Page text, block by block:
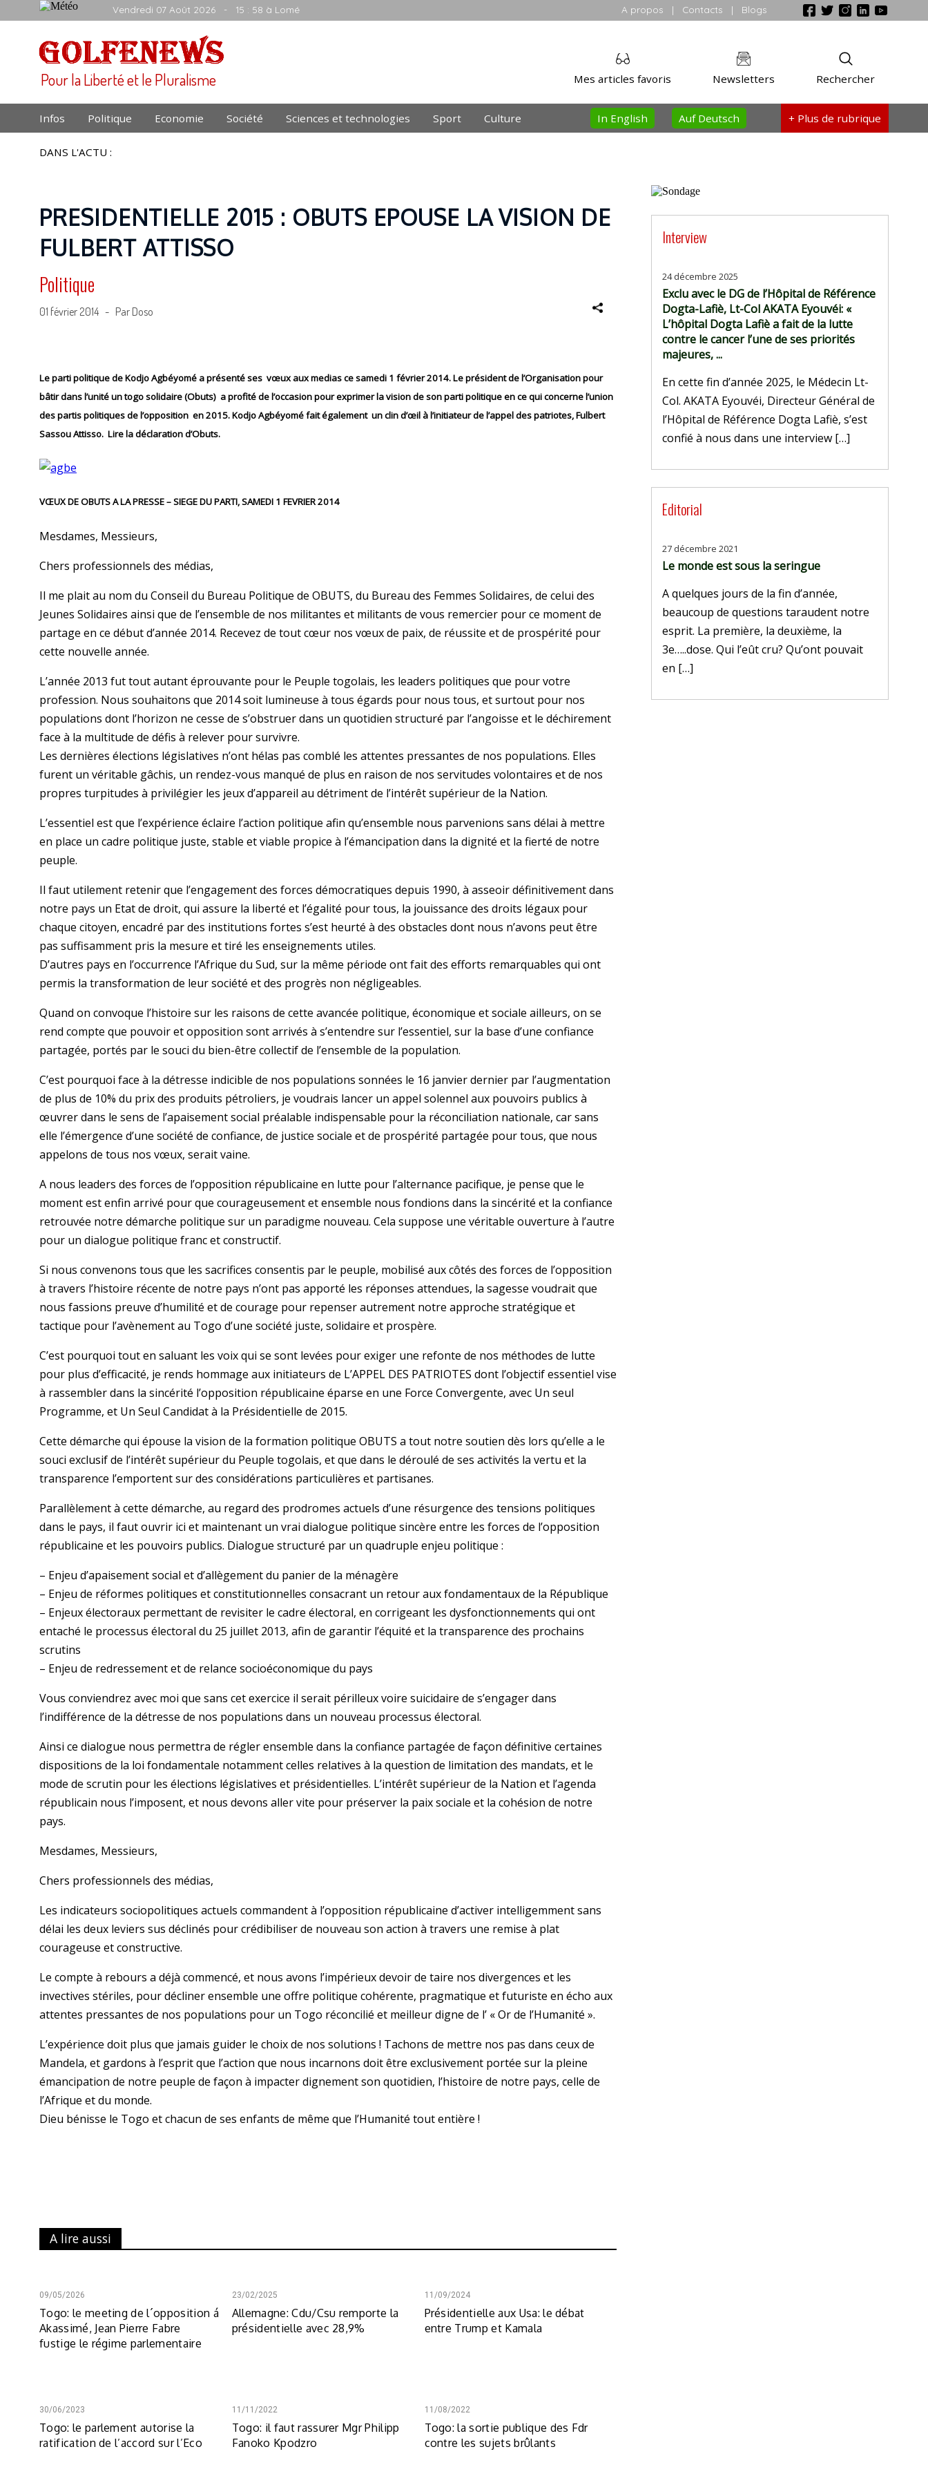
Vendredi 07 Août 2026 - 15 : 58 à Lomé A propos | Contacts | Blogs
Pour la Liberté et le Pluralisme Rechercher
Newsletters
Mes articles favoris
Infos Politique Economie Société Sciences et technologies Sport Culture + Plus de rubrique
Auf Deutsch
In English
DANS L'ACTU :
PRESIDENTIELLE 2015 : OBUTS EPOUSE LA VISION DE
FULBERT ATTISSO
Politique
01 février 2014 - Par Doso
Le parti politique de Kodjo Agbéyomé a présenté ses vœux aux medias ce samedi 1 février 2014. Le président de l’Organisation pour
bâtir dans l’unité un togo solidaire (Obuts) a profité de l’occasion pour exprimer la vision de son parti politique en ce qui concerne l’union
des partis politiques de l’opposition en 2015. Kodjo Agbéyomé fait également un clin d’œil à l’initiateur de l’appel des patriotes, Fulbert
Sassou Attisso. Lire la déclaration d’Obuts.
VŒUX DE OBUTS A LA PRESSE – SIEGE DU PARTI, SAMEDI 1 FEVRIER 2014
Mesdames, Messieurs,
Chers professionnels des médias,
Il me plait au nom du Conseil du Bureau Politique de OBUTS, du Bureau des Femmes Solidaires, de celui des
Jeunes Solidaires ainsi que de l’ensemble de nos militantes et militants de vous remercier pour ce moment de
partage en ce début d’année 2014. Recevez de tout cœur nos vœux de paix, de réussite et de prospérité pour
cette nouvelle année.
L’année 2013 fut tout autant éprouvante pour le Peuple togolais, les leaders politiques que pour votre
profession. Nous souhaitons que 2014 soit lumineuse à tous égards pour nous tous, et surtout pour nos
populations dont l’horizon ne cesse de s’obstruer dans un quotidien structuré par l’angoisse et le déchirement
face à la multitude de défis à relever pour survivre.
Les dernières élections législatives n’ont hélas pas comblé les attentes pressantes de nos populations. Elles
furent un véritable gâchis, un rendez-vous manqué de plus en raison de nos servitudes volontaires et de nos
propres turpitudes à privilégier les jeux d’appareil au détriment de l’intérêt supérieur de la Nation.
L’essentiel est que l’expérience éclaire l’action politique afin qu’ensemble nous parvenions sans délai à mettre
en place un cadre politique juste, stable et viable propice à l’émancipation dans la dignité et la fierté de notre
peuple.
Il faut utilement retenir que l’engagement des forces démocratiques depuis 1990, à asseoir définitivement dans
notre pays un Etat de droit, qui assure la liberté et l’égalité pour tous, la jouissance des droits légaux pour
chaque citoyen, encadré par des institutions fortes s’est heurté à des obstacles dont nous n’avons peut être
pas suffisamment pris la mesure et tiré les enseignements utiles.
D’autres pays en l’occurrence l’Afrique du Sud, sur la même période ont fait des efforts remarquables qui ont
permis la transformation de leur société et des progrès non négligeables.
Quand on convoque l’histoire sur les raisons de cette avancée politique, économique et sociale ailleurs, on se
rend compte que pouvoir et opposition sont arrivés à s’entendre sur l’essentiel, sur la base d’une confiance
partagée, portés par le souci du bien-être collectif de l’ensemble de la population.
C’est pourquoi face à la détresse indicible de nos populations sonnées le 16 janvier dernier par l’augmentation
de plus de 10% du prix des produits pétroliers, je voudrais lancer un appel solennel aux pouvoirs publics à
œuvrer dans le sens de l’apaisement social préalable indispensable pour la réconciliation nationale, car sans
elle l’émergence d’une société de confiance, de justice sociale et de prospérité partagée pour tous, que nous
appelons de tous nos vœux, serait vaine.
A nous leaders des forces de l’opposition républicaine en lutte pour l’alternance pacifique, je pense que le
moment est enfin arrivé pour que courageusement et ensemble nous fondions dans la sincérité et la confiance
retrouvée notre démarche politique sur un paradigme nouveau. Cela suppose une véritable ouverture à l’autre
pour un dialogue politique franc et constructif.
Si nous convenons tous que les sacrifices consentis par le peuple, mobilisé aux côtés des forces de l’opposition
à travers l’histoire récente de notre pays n’ont pas apporté les réponses attendues, la sagesse voudrait que
nous fassions preuve d’humilité et de courage pour repenser autrement notre approche stratégique et
tactique pour l’avènement au Togo d’une société juste, solidaire et prospère.
C’est pourquoi tout en saluant les voix qui se sont levées pour exiger une refonte de nos méthodes de lutte
pour plus d’efficacité, je rends hommage aux initiateurs de L’APPEL DES PATRIOTES dont l’objectif essentiel vise
à rassembler dans la sincérité l’opposition républicaine éparse en une Force Convergente, avec Un seul
Programme, et Un Seul Candidat à la Présidentielle de 2015.
Cette démarche qui épouse la vision de la formation politique OBUTS a tout notre soutien dès lors qu’elle a le
souci exclusif de l’intérêt supérieur du Peuple togolais, et que dans le déroulé de ses activités la vertu et la
transparence l’emportent sur des considérations particulières et partisanes.
Parallèlement à cette démarche, au regard des prodromes actuels d’une résurgence des tensions politiques
dans le pays, il faut ouvrir ici et maintenant un vrai dialogue politique sincère entre les forces de l’opposition
républicaine et les pouvoirs publics. Dialogue structuré par un quadruple enjeu politique :
– Enjeu d’apaisement social et d’allègement du panier de la ménagère
– Enjeu de réformes politiques et constitutionnelles consacrant un retour aux fondamentaux de la République
– Enjeux électoraux permettant de revisiter le cadre électoral, en corrigeant les dysfonctionnements qui ont
entaché le processus électoral du 25 juillet 2013, afin de garantir l’équité et la transparence des prochains
scrutins
– Enjeu de redressement et de relance socioéconomique du pays
Vous conviendrez avec moi que sans cet exercice il serait périlleux voire suicidaire de s’engager dans
l’indifférence de la détresse de nos populations dans un nouveau processus électoral.
Ainsi ce dialogue nous permettra de régler ensemble dans la confiance partagée de façon définitive certaines
dispositions de la loi fondamentale notamment celles relatives à la question de limitation des mandats, et le
mode de scrutin pour les élections législatives et présidentielles. L’intérêt supérieur de la Nation et l’agenda
républicain nous l’imposent, et nous devons aller vite pour préserver la paix sociale et la cohésion de notre
pays.
Mesdames, Messieurs,
Chers professionnels des médias,
Les indicateurs sociopolitiques actuels commandent à l’opposition républicaine d’activer intelligemment sans
délai les deux leviers sus déclinés pour crédibiliser de nouveau son action à travers une remise à plat
courageuse et constructive.
Le compte à rebours a déjà commencé, et nous avons l’impérieux devoir de taire nos divergences et les
invectives stériles, pour décliner ensemble une offre politique cohérente, pragmatique et futuriste en écho aux
attentes pressantes de nos populations pour un Togo réconcilié et meilleur digne de l’ « Or de l’Humanité ».
L’expérience doit plus que jamais guider le choix de nos solutions ! Tachons de mettre nos pas dans ceux de
Mandela, et gardons à l’esprit que l’action que nous incarnons doit être exclusivement portée sur la pleine
émancipation de notre peuple de façon à impacter dignement son quotidien, l’histoire de notre pays, celle de
l’Afrique et du monde.
Dieu bénisse le Togo et chacun de ses enfants de même que l’Humanité tout entière !
A lire aussi
09/05/2026
Togo: le meeting de l´opposition á
Akassimé, Jean Pierre Fabre
fustige le régime parlementaire
23/02/2025
Allemagne: Cdu/Csu remporte la
présidentielle avec 28,9%
11/09/2024
Présidentielle aux Usa: le débat
entre Trump et Kamala
30/06/2023
Togo: le parlement autorise la
ratification de l’accord sur l’Eco
11/11/2022
Togo: il faut rassurer Mgr Philipp
Fanoko Kpodzro
11/08/2022
Togo: la sortie publique des Fdr
contre les sujets brûlants
Interview
24 décembre 2025
Exclu avec le DG de l’Hôpital de Référence
Dogta-Lafiè, Lt-Col AKATA Eyouvéi: «
L’hôpital Dogta Lafiè a fait de la lutte
contre le cancer l’une de ses priorités
majeures, ...
En cette fin d’année 2025, le Médecin Lt-
Col. AKATA Eyouvéi, Directeur Général de
l’Hôpital de Référence Dogta Lafiè, s’est
confié à nous dans une interview […]
Editorial
27 décembre 2021
Le monde est sous la seringue
A quelques jours de la fin d’année,
beaucoup de questions taraudent notre
esprit. La première, la deuxième, la
3e…..dose. Qui l’eût cru? Qu’ont pouvait
en […]